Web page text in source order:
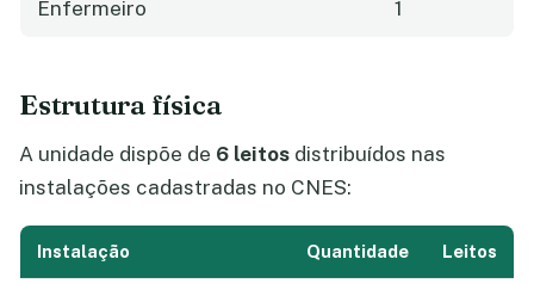
Enfermeiro 1
Estrutura física
A unidade dispõe de 6 leitos distribuídos nas
instalações cadastradas no CNES:
Instalação Quantidade Leitos